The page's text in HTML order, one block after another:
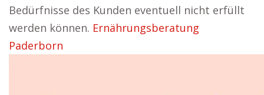
Bedürfnisse des Kunden eventuell nicht erfüllt
werden können. Ernährungsberatung
Paderborn